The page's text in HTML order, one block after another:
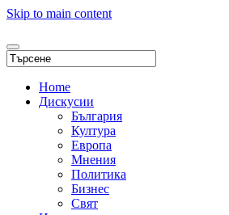
Skip to main content
Home
Дискусии
България
Култура
Европа
Мнения
Политика
Бизнес
Свят